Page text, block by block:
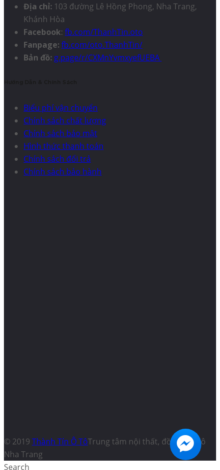
Địa chỉ: 103 đường Lê Hồng Phong, Nha Trang,
Khánh Hòa
Facebook: fb.com/ThanhTin.oto
Fanpage: fb.com/oto.ThanhTin/
Bản đồ: g.page/r/CXMnYvmxyefUEBA
Biểu phí vận chuyển
Chính sách chất lượng
Chính sách bảo mật
Hình thức thanh toán
Chính sách đổi trả
Chính sách bảo hành
© 2019 Thành Tín Ô TôTrung tâm nội thất, đồ chơi ô tô
Nha Trang
Search